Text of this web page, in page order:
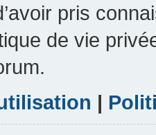
pris
de vie
|